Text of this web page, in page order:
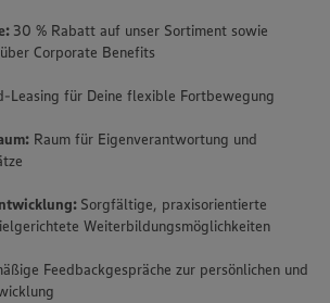
30 % Rabatt auf unser Sortiment sowie
Corporate Benefits
Leasing für Deine flexible Fortbewegung
Raum für Eigenverantwortung und
Sorgfältige, praxisorientierte
Weiterbildungsmöglichkeiten
Feedbackgespräche zur persönlichen und